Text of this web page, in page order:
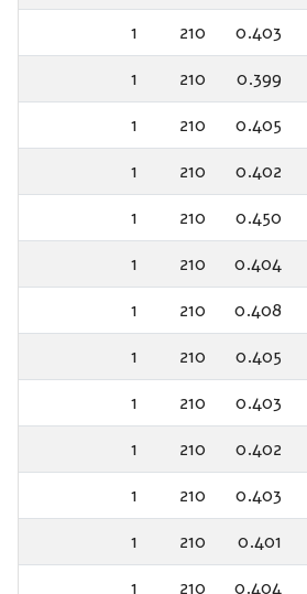
0.403
210
1
0.399
210
1
0.405
210
1
0.402
210
1
0.450
210
1
0.404
210
1
0.408
210
1
0.405
210
1
0.403
210
1
0.402
210
1
0.403
210
1
0.401
210
1
0.404
210
1